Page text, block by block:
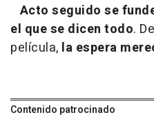
Acto seguido se
el que se dicen todo.
película, la espera
Contenido patrocinado